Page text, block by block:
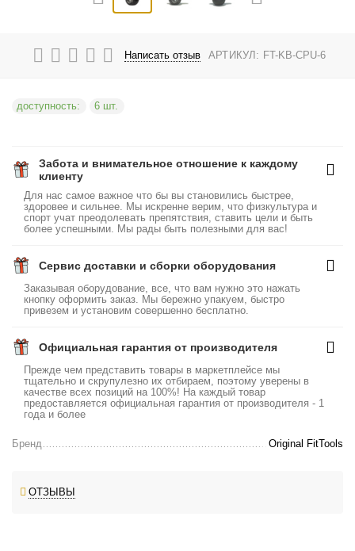
Написать отзыв АРТИКУЛ: FT-KB-CPU-6
доступность: 6 шт.
Забота и внимательное отношение к каждому
клиенту
Для нас самое важное что бы вы становились быстрее,
здоровее и сильнее. Мы искренне верим, что физкультура и
спорт учат преодолевать препятствия, ставить цели и быть
более успешными. Мы рады быть полезными для вас!
Сервис доставки и сборки оборудования
Заказывая оборудование, все, что вам нужно это нажать
кнопку оформить заказ. Мы бережно упакуем, быстро
привезем и установим совершенно бесплатно.
Официальная гарантия от производителя
Прежде чем представить товары в маркетплейсе мы
тщательно и скрупулезно их отбираем, поэтому уверены в
качестве всех позиций на 100%! На каждый товар
предоставляется официальная гарантия от производителя - 1
года и более
Бренд Original FitTools
ОТЗЫВЫ